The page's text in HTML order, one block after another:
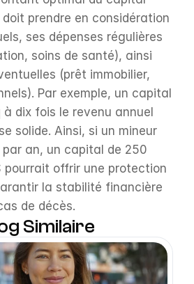
prendre en considération
ses dépenses régulières
soins de santé), ainsi
(prêt immobilier,
Par exemple, un capital
dix fois le revenu annuel
solide. Ainsi, si un mineur
an, un capital de 250
offrir une protection
la stabilité financière
de décès.
Similaire